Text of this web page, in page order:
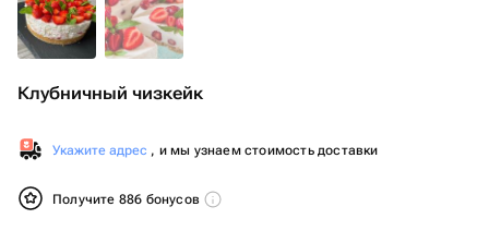
Клубничный чизкейк
Укажите адрес , и мы узнаем стоимость доставки
Получите 886 бонусов